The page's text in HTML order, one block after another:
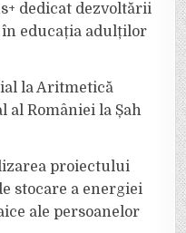
dedicat dezvoltării
educația adulților
la Aritmetică
al României la Șah
proiectului
stocare a energiei
ale persoanelor